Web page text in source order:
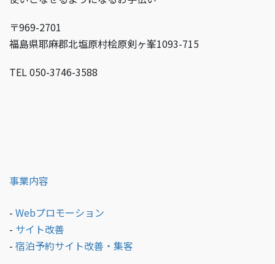
〒969-2701
福島県耶麻郡北塩原村桧原剣ヶ峯1093-715
TEL 050-3746-3588
事業内容
- Webプロモーション
- サイト改善
- 宿泊予約サイト改善・集客